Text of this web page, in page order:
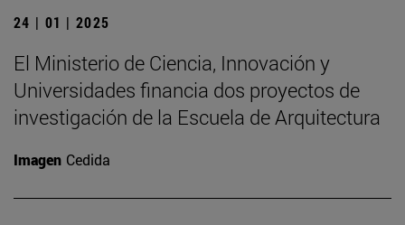
24 | 01 | 2025
El Ministerio de Ciencia, Innovación y
Universidades financia dos proyectos de
investigación de la Escuela de Arquitectura
Imagen Cedida